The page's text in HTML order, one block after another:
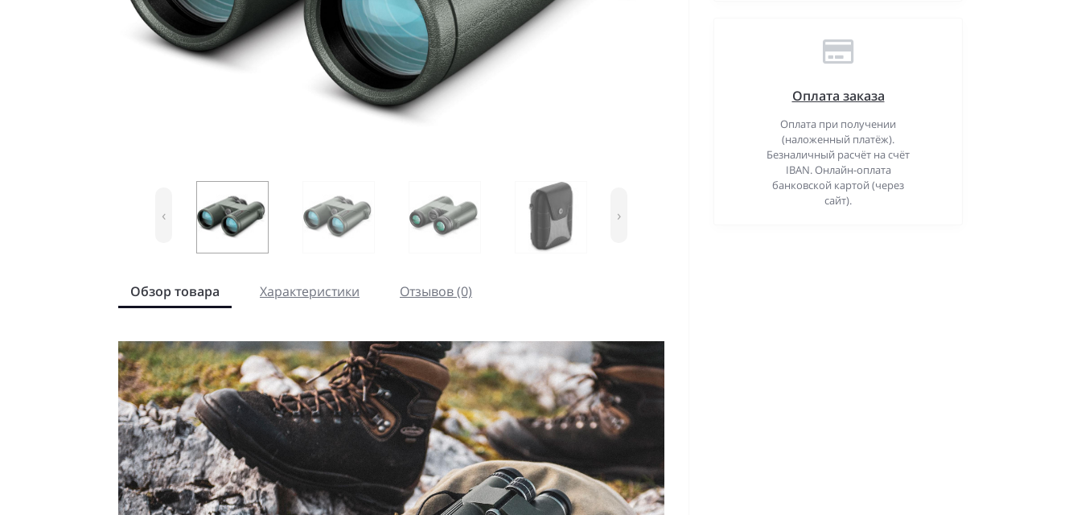
‹ ›
Обзор товара Характеристики Отзывов (0)
Оплата заказа
Оплата при получении
(наложенный платёж).
Безналичный расчёт на счёт
IBAN. Онлайн-оплата
банковской картой (через
сайт).